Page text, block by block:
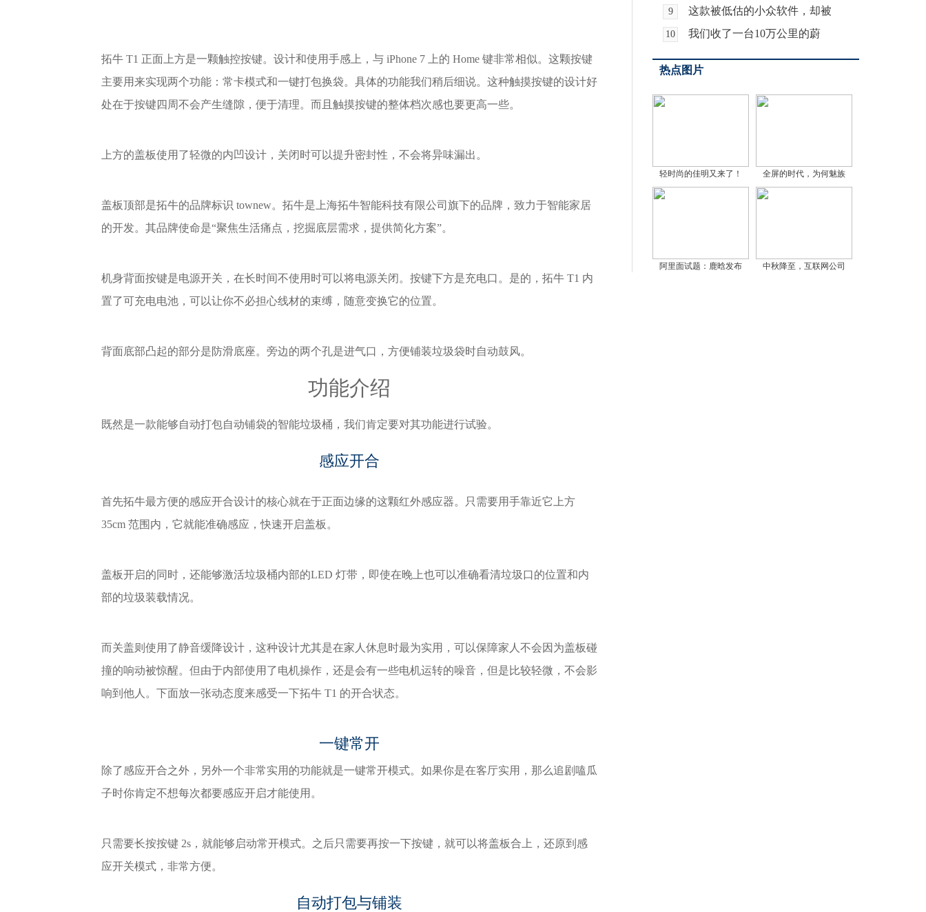
拓牛 T1 正面上方是一颗触控按键。设计和使用手感上，与 iPhone 7 上的 Home 键非常相似。这颗按键
主要用来实现两个功能：常卡模式和一键打包换袋。具体的功能我们稍后细说。这种触摸按键的设计好
处在于按键四周不会产生缝隙，便于清理。而且触摸按键的整体档次感也要更高一些。
上方的盖板使用了轻微的内凹设计，关闭时可以提升密封性，不会将异味漏出。
盖板顶部是拓牛的品牌标识 townew。拓牛是上海拓牛智能科技有限公司旗下的品牌，致力于智能家居
的开发。其品牌使命是“聚焦生活痛点，挖掘底层需求，提供简化方案”。
机身背面按键是电源开关，在长时间不使用时可以将电源关闭。按键下方是充电口。是的，拓牛 T1 内
置了可充电电池，可以让你不必担心线材的束缚，随意变换它的位置。
背面底部凸起的部分是防滑底座。旁边的两个孔是进气口，方便铺装垃圾袋时自动鼓风。
功能介绍
既然是一款能够自动打包自动铺袋的智能垃圾桶，我们肯定要对其功能进行试验。
感应开合
首先拓牛最方便的感应开合设计的核心就在于正面边缘的这颗红外感应器。只需要用手靠近它上方
35cm 范围内，它就能准确感应，快速开启盖板。
盖板开启的同时，还能够激活垃圾桶内部的LED 灯带，即使在晚上也可以准确看清垃圾口的位置和内
部的垃圾装载情况。
而关盖则使用了静音缓降设计，这种设计尤其是在家人休息时最为实用，可以保障家人不会因为盖板碰
撞的响动被惊醒。但由于内部使用了电机操作，还是会有一些电机运转的噪音，但是比较轻微，不会影
响到他人。下面放一张动态度来感受一下拓牛 T1 的开合状态。
一键常开
除了感应开合之外，另外一个非常实用的功能就是一键常开模式。如果你是在客厅实用，那么追剧嗑瓜
子时你肯定不想每次都要感应开启才能使用。
只需要长按按键 2s，就能够启动常开模式。之后只需要再按一下按键，就可以将盖板合上，还原到感
应开关模式，非常方便。
自动打包与铺装
9 这款被低估的小众软件，却被
10 我们收了一台10万公里的蔚
热点图片
轻时尚的佳明又来了！ 全屏的时代，为何魅族
阿里面试题：鹿晗发布 中秋降至，互联网公司